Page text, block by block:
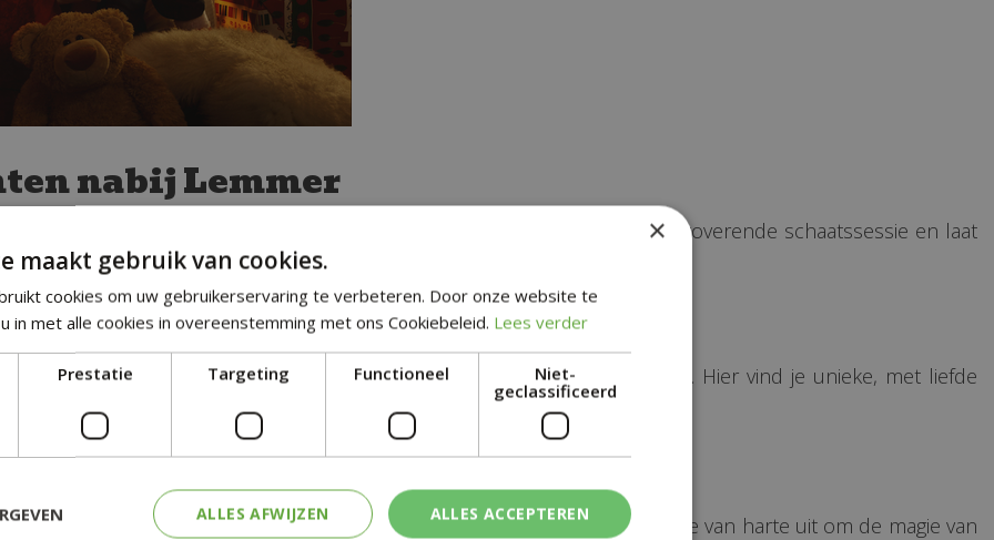
nabij Lemmer
voor jong en oud. Bezoek de lokale ijsbaan voor een betoverende schaatssessie en laat
en voorstellingen.
nabij Lemmer
te kopen bij de ambachtelijke winkels en boetieks nabij Lemmer. Hier vind je unieke, met liefde
Lemmer
vol betovering, traditie en een warme gemeenschapssfeer. Wij nodigen je van harte uit om de magie van
×
maakt gebruik van cookies.
cookies om uw gebruikerservaring te verbeteren. Door onze website te
in met alle cookies in overeenstemming met ons Cookiebeleid. Lees verder
Prestatie Targeting Functioneel
Niet-
geclassificeerd
ALLES ACCEPTEREN
ALLES AFWIJZEN